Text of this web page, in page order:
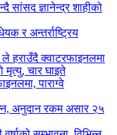
सांसद ज्ञानेन्द्र शाहीको
र अन्तर्राष्ट्रिय
हराउँदै क्वाटरफाइनलमा
मृत्यु, चार घाइते
पाराग्वे
अनुदान रकम असार २५